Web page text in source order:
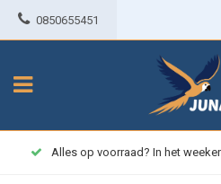
0850655451
Alles op voorraad? In het